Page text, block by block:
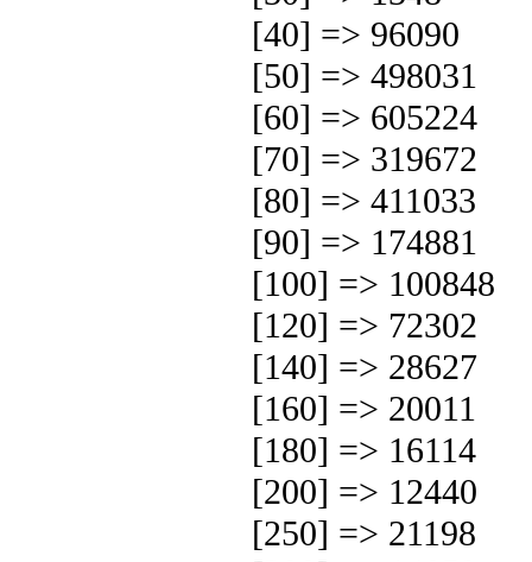
[40] => 96090
[50] => 498031
[60] => 605224
[70] => 319672
[80] => 411033
[90] => 174881
[100] => 100848
[120] => 72302
[140] => 28627
[160] => 20011
[180] => 16114
[200] => 12440
[250] => 21198